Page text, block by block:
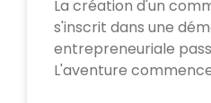
La création d'un
s'inscrit dans une
entrepreneuriale
L'aventure